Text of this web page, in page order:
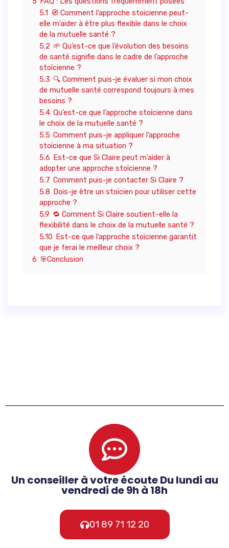
5.1 🧭 Comment l’approche stoïcienne peut-
elle m’aider à être plus flexible dans le choix
de la mutuelle santé ?
5.2 🌱 Qu’est-ce que l’évolution des besoins
de santé signifie dans le cadre de l’approche
stoïcienne ?
5.3 🔍 Comment puis-je évaluer si mon choix
de mutuelle santé correspond toujours à mes
besoins ?
5.4 Qu’est-ce que l’approche stoïcienne dans
le choix de la mutuelle santé ?
5.5 Comment puis-je appliquer l’approche
stoïcienne à ma situation ?
5.6 Est-ce que Si Claire peut m’aider à
adopter une approche stoïcienne ?
5.7 Comment puis-je contacter Si Claire ?
5.8 Dois-je être un stoïcien pour utiliser cette
approche ?
5.9 🔁 Comment Si Claire soutient-elle la
flexibilité dans le choix de la mutuelle santé ?
5.10 Est-ce que l’approche stoïcienne garantit
que je ferai le meilleur choix ?
6 🎯Conclusion
Un conseiller à votre écoute Du lundi au
vendredi de 9h à 18h
01 89 71 12 20